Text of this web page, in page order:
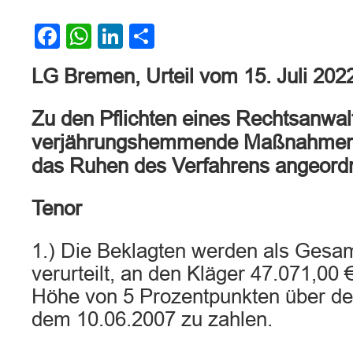
Facebook
WhatsApp
LinkedIn
LG Bremen, Urteil vom 15. Juli
Zu den Pflichten eines
verjährungshemmende
das Ruhen des Verfahrens
Tenor
1.) Die Beklagten werden als
verurteilt, an den Kläger 47.071,00
Höhe von 5 Prozentpunkten über
dem 10.06.2007 zu zahlen.